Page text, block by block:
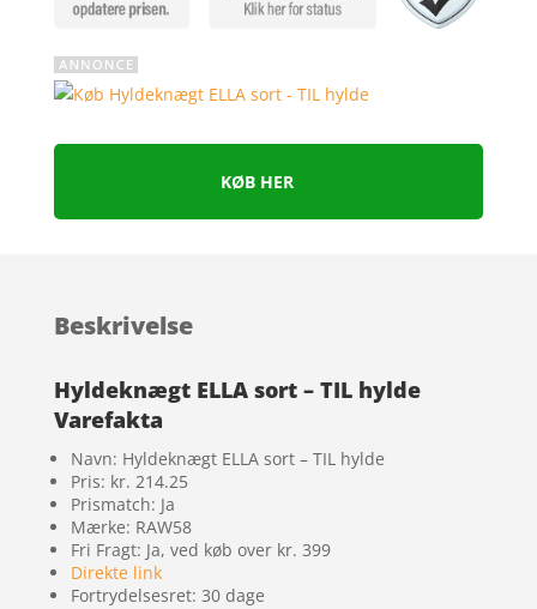
KØB HER
Beskrivelse
Hyldeknægt ELLA sort – TIL hylde
Varefakta
Navn: Hyldeknægt ELLA sort – TIL hylde
Pris: kr. 214.25
Prismatch: Ja
Mærke: RAW58
Fri Fragt: Ja, ved køb over kr. 399
Direkte link
Fortrydelsesret: 30 dage